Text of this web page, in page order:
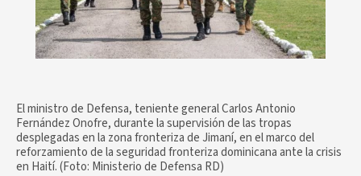
El ministro de Defensa, teniente general Carlos Antonio
Fernández Onofre, durante la supervisión de las tropas
desplegadas en la zona fronteriza de Jimaní, en el marco del
reforzamiento de la seguridad fronteriza dominicana ante la crisis
en Haití. (Foto: Ministerio de Defensa RD)